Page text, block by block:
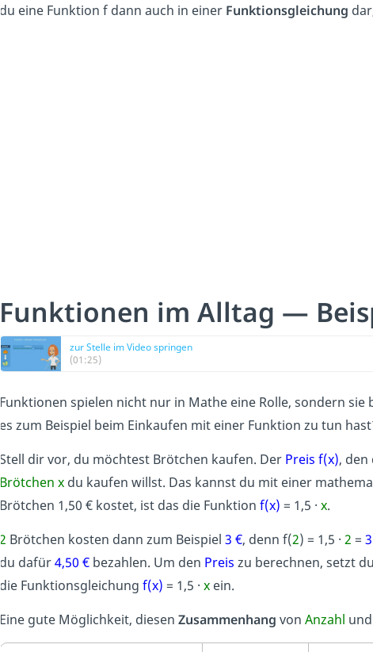
du eine Funktion f dann auch in einer Funktionsgleichung
Funktionen im Alltag —
zur Stelle im Video springen
(01:25)
Funktionen spielen nicht nur in Mathe eine Rolle, sondern sie
es zum Beispiel beim Einkaufen mit einer Funktion zu tun
Stell dir vor, du möchtest Brötchen kaufen. Der Preis f(x), den
Brötchen xdu kaufen willst. Das kannst du mit einer
Brötchen 1,50 € kostet, ist das die Funktion f(x) = 1,5 · x.
2 Brötchen kosten dann zum Beispiel 3 €, denn f(2) = 1,5 · 2 = 3
du dafür4,50 €bezahlen. Um den Preis zu berechnen, setzt
die Funktionsgleichung f(x) = 1,5 · xein.
Eine gute Möglichkeit, diesen Zusammenhang von Anzahl und